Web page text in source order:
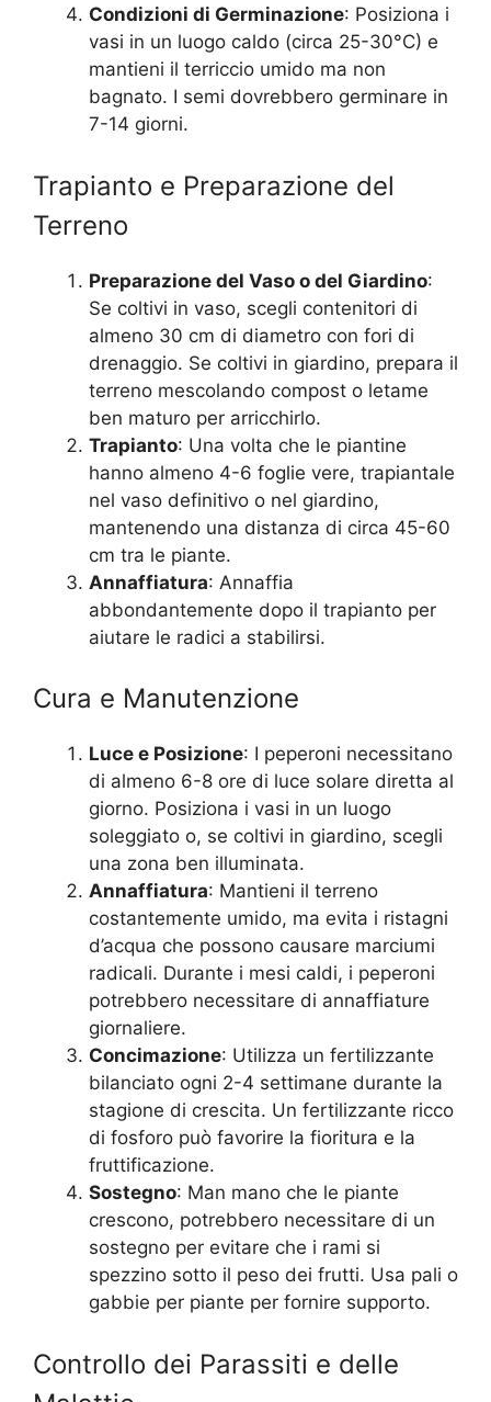
Condizioni di Germinazione: Posiziona i
vasi in un luogo caldo (circa 25-30°C) e
mantieni il terriccio umido ma non
bagnato. I semi dovrebbero germinare in
7-14 giorni.
Trapianto e Preparazione del
Terreno
Preparazione del Vaso o del Giardino:
Se coltivi in vaso, scegli contenitori di
almeno 30 cm di diametro con fori di
drenaggio. Se coltivi in giardino, prepara il
terreno mescolando compost o letame
ben maturo per arricchirlo.
Trapianto: Una volta che le piantine
hanno almeno 4-6 foglie vere, trapiantale
nel vaso definitivo o nel giardino,
mantenendo una distanza di circa 45-60
cm tra le piante.
Annaffiatura: Annaffia
abbondantemente dopo il trapianto per
aiutare le radici a stabilirsi.
Cura e Manutenzione
Luce e Posizione: I peperoni necessitano
di almeno 6-8 ore di luce solare diretta al
giorno. Posiziona i vasi in un luogo
soleggiato o, se coltivi in giardino, scegli
una zona ben illuminata.
Annaffiatura: Mantieni il terreno
costantemente umido, ma evita i ristagni
d’acqua che possono causare marciumi
radicali. Durante i mesi caldi, i peperoni
potrebbero necessitare di annaffiature
giornaliere.
Concimazione: Utilizza un fertilizzante
bilanciato ogni 2-4 settimane durante la
stagione di crescita. Un fertilizzante ricco
di fosforo può favorire la fioritura e la
fruttificazione.
Sostegno: Man mano che le piante
crescono, potrebbero necessitare di un
sostegno per evitare che i rami si
spezzino sotto il peso dei frutti. Usa pali o
gabbie per piante per fornire supporto.
Controllo dei Parassiti e delle